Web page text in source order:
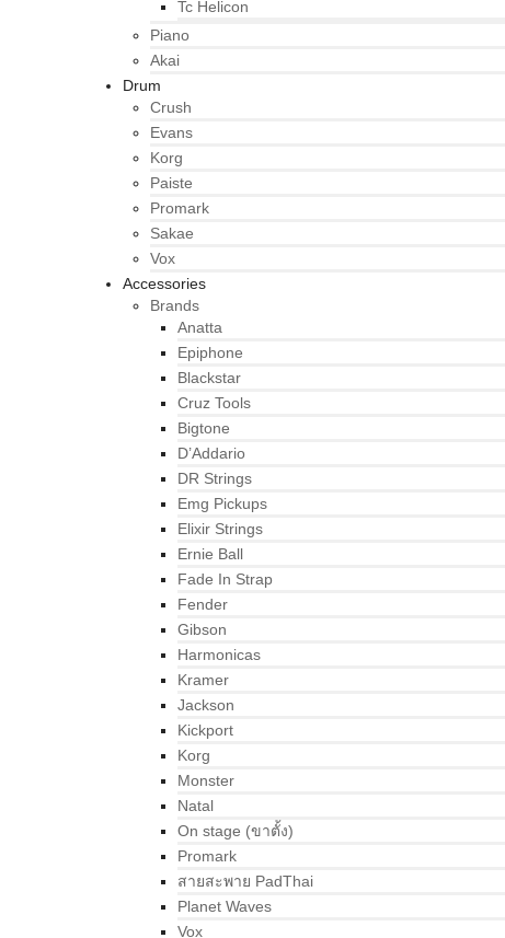
Tc Helicon
Piano
Akai
Drum
Crush
Evans
Korg
Paiste
Promark
Sakae
Vox
Accessories
Brands
Anatta
Epiphone
Blackstar
Cruz Tools
Bigtone
D’Addario
DR Strings
Emg Pickups
Elixir Strings
Ernie Ball
Fade In Strap
Fender
Gibson
Harmonicas
Kramer
Jackson
Kickport
Korg
Monster
Natal
On stage (ขาตั้ง)
Promark
สายสะพาย PadThai
Planet Waves
Vox